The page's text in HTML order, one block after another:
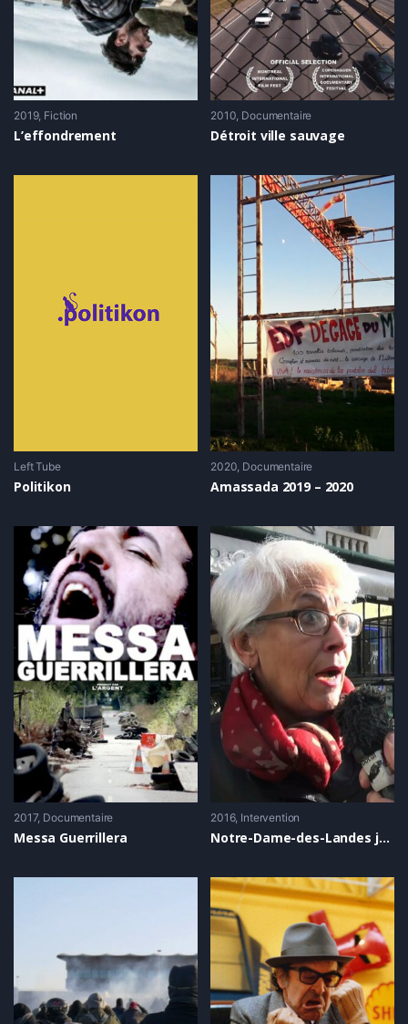
2019 Fiction
L’effondrement
2010 Documentaire
Détroit ville sauvage
Left Tube
Politikon
2020 Documentaire
Amassada 2019 – 2020
2017 Documentaire
Messa Guerrillera
2016 Intervention
Notre-Dame-des-Landes janvier 2016 : Que sera la ZAD dans 10 ans ?